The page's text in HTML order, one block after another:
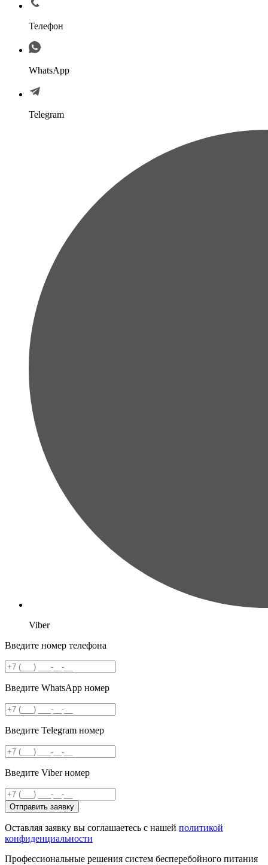
Телефон
WhatsApp
Telegram
Viber
Введите номер телефона
Введите WhatsApp номер
Введите Telegram номер
Введите Viber номер
Отправить заявку
Оставляя заявку вы соглашаетесь с нашей политикой
конфиденциальности
Профессиональные решения систем бесперебойного питания